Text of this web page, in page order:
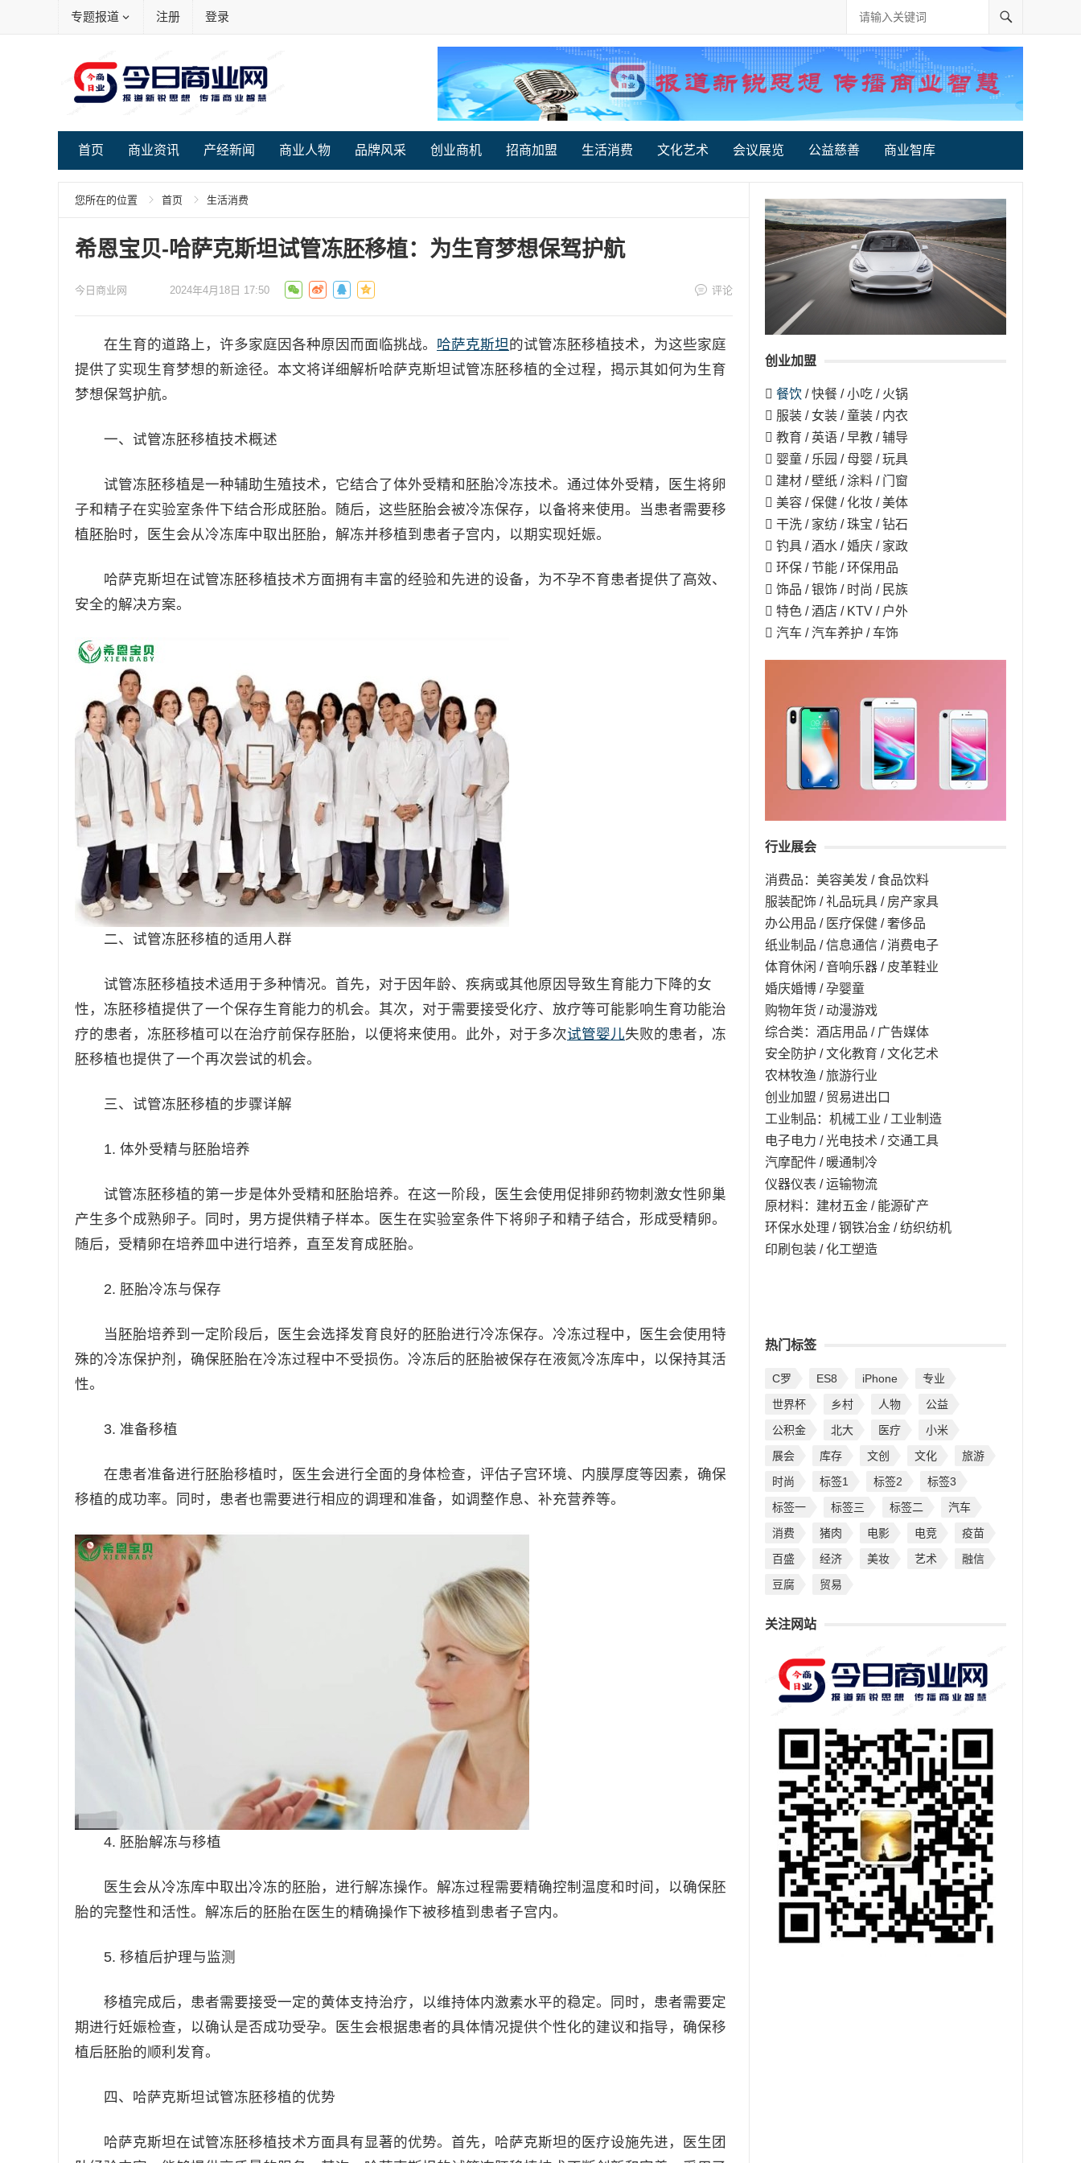
专题报道 注册 登录
首页 商业资讯 产经新闻 商业人物 品牌风采 创业商机 招商加盟 生活消费 文化艺术 会议展览 公益慈善 商业智库
您所在的位置 首页 生活消费
希恩宝贝-哈萨克斯坦试管冻胚移植：为生育梦想保驾护航
今日商业网 2024年4月18日 17:50 评论
在生育的道路上，许多家庭因各种原因而面临挑战。 哈萨克斯坦的试管冻胚移植技术，为这些家庭
提供了实现生育梦想的新途径。本文将详细解析哈萨克斯坦试管冻胚移植的全过程，揭示其如何为生育
梦想保驾护航。
一、试管冻胚移植技术概述
试管冻胚移植是一种辅助生殖技术，它结合了体外受精和胚胎冷冻技术。通过体外受精，医生将卵
子和精子在实验室条件下结合形成胚胎。随后，这些胚胎会被冷冻保存，以备将来使用。当患者需要移
植胚胎时，医生会从冷冻库中取出胚胎，解冻并移植到患者子宫内，以期实现妊娠。
哈萨克斯坦在试管冻胚移植技术方面拥有丰富的经验和先进的设备，为不孕不育患者提供了高效、
安全的解决方案。
二、试管冻胚移植的适用人群
试管冻胚移植技术适用于多种情况。首先，对于因年龄、疾病或其他原因导致生育能力下降的女
性，冻胚移植提供了一个保存生育能力的机会。其次，对于需要接受化疗、放疗等可能影响生育功能治
疗的患者，冻胚移植可以在治疗前保存胚胎，以便将来使用。此外，对于多次试管婴儿失败的患者，冻
胚移植也提供了一个再次尝试的机会。
三、试管冻胚移植的步骤详解
1. 体外受精与胚胎培养
试管冻胚移植的第一步是体外受精和胚胎培养。在这一阶段，医生会使用促排卵药物刺激女性卵巢
产生多个成熟卵子。同时，男方提供精子样本。医生在实验室条件下将卵子和精子结合，形成受精卵。
随后，受精卵在培养皿中进行培养，直至发育成胚胎。
2. 胚胎冷冻与保存
当胚胎培养到一定阶段后，医生会选择发育良好的胚胎进行冷冻保存。冷冻过程中，医生会使用特
殊的冷冻保护剂，确保胚胎在冷冻过程中不受损伤。冷冻后的胚胎被保存在液氮冷冻库中，以保持其活
性。
3. 准备移植
在患者准备进行胚胎移植时，医生会进行全面的身体检查，评估子宫环境、内膜厚度等因素，确保
移植的成功率。同时，患者也需要进行相应的调理和准备，如调整作息、补充营养等。
4. 胚胎解冻与移植
医生会从冷冻库中取出冷冻的胚胎，进行解冻操作。解冻过程需要精确控制温度和时间，以确保胚
胎的完整性和活性。解冻后的胚胎在医生的精确操作下被移植到患者子宫内。
5. 移植后护理与监测
移植完成后，患者需要接受一定的黄体支持治疗，以维持体内激素水平的稳定。同时，患者需要定
期进行妊娠检查，以确认是否成功受孕。医生会根据患者的具体情况提供个性化的建议和指导，确保移
植后胚胎的顺利发育。
四、哈萨克斯坦试管冻胚移植的优势
哈萨克斯坦在试管冻胚移植技术方面具有显著的优势。首先，哈萨克斯坦的医疗设施先进，医生团
创业加盟
 餐饮 / 快餐 / 小吃 / 火锅
 服装 / 女装 / 童装 / 内衣
 教育 / 英语 / 早教 / 辅导
 婴童 / 乐园 / 母婴 / 玩具
 建材 / 壁纸 / 涂料 / 门窗
 美容 / 保健 / 化妆 / 美体
 干洗 / 家纺 / 珠宝 / 钻石
 钓具 / 酒水 / 婚庆 / 家政
 环保 / 节能 / 环保用品
 饰品 / 银饰 / 时尚 / 民族
 特色 / 酒店 / KTV / 户外
 汽车 / 汽车养护 / 车饰
行业展会
消费品：美容美发 / 食品饮料
服装配饰 / 礼品玩具 / 房产家具
办公用品 / 医疗保健 / 奢侈品
纸业制品 / 信息通信 / 消费电子
体育休闲 / 音响乐器 / 皮革鞋业
婚庆婚博 / 孕婴童
购物年货 / 动漫游戏
综合类：酒店用品 / 广告媒体
安全防护 / 文化教育 / 文化艺术
农林牧渔 / 旅游行业
创业加盟 / 贸易进出口
工业制品：机械工业 / 工业制造
电子电力 / 光电技术 / 交通工具
汽摩配件 / 暖通制冷
仪器仪表 / 运输物流
原材料：建材五金 / 能源矿产
环保水处理 / 钢铁冶金 / 纺织纺机
印刷包装 / 化工塑造
热门标签
C罗 ES8 iPhone
专业
世界杯
乡村 人物
公益
公积金
北大 医疗
小米
展会
库存 文创 文化
旅游
时尚
标签1 标签2
标签3
标签一
标签三 标签二
汽车
消费
猪肉 电影 电竞
疫苗
百盛
经济 美妆 艺术
融信
豆腐
贸易
关注网站